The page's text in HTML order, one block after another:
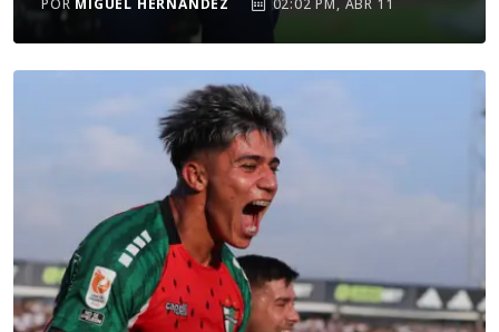
POR MIGUEL HERNÁNDEZ 02:02 PM, ABR 11